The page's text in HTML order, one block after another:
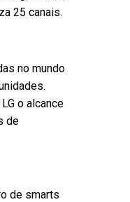
25 canais.
no mundo
o alcance
de
de smarts